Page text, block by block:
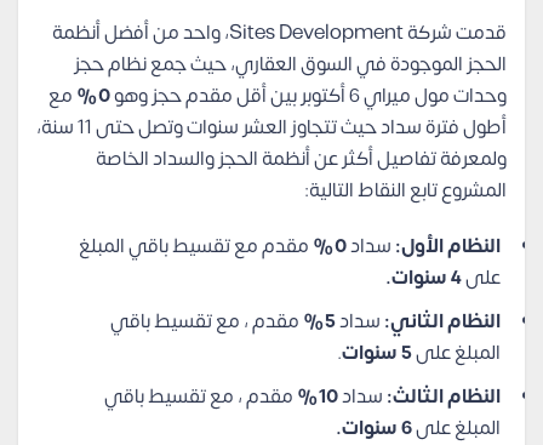
قدمت شركة Sites Development، واحد من أفضل أنظمة
الحجز الموجودة في السوق العقاري، حيث جمع نظام حجز
وحدات مول ميراي 6 أكتوبر بين أقل مقدم حجز وهو
0%
مع
أطول فترة سداد حيث تتجاوز العشر سنوات وتصل حتى
11 سنة،
ولمعرفة تفاصيل أكثر عن أنظمة الحجز والسداد الخاصة
المشروع تابع النقاط التالية:
النظام الأول:سداد0%
مقدم مع تقسيط باقي المبلغ
على4 سنوات.
النظام الثاني:سداد5
%مقدم ، مع تقسيط باقي
المبلغ على5 سنوات
.
النظام الثالث:سداد10%
مقدم ، مع تقسيط باقي
المبلغ على6 سنوات.